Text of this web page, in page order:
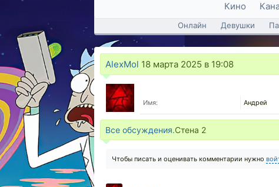
Кино
Онлайн Девушки
AlexMol 18 марта 2025 в 19:08
Имя: Андрей
Все обсуждения.Стена 2
Чтобы писать и оценивать комментарии нужно